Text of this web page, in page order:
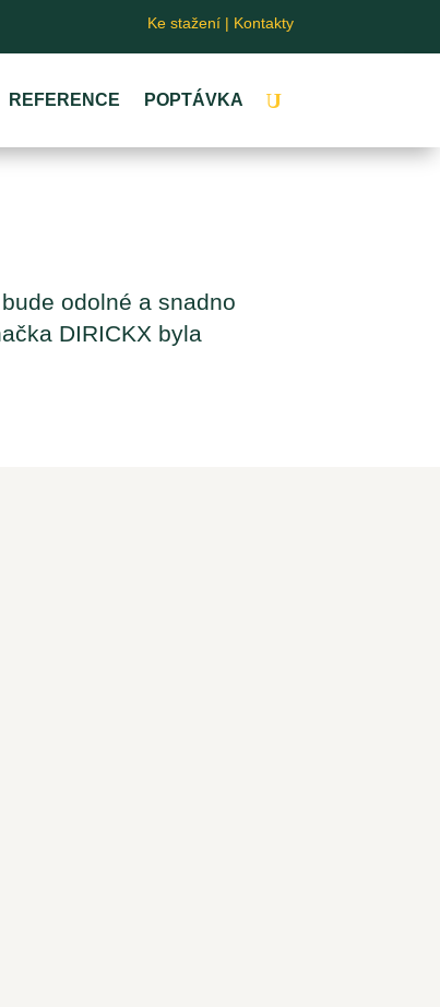
Ke stažení | Kontakty
REFERENCE POPTÁVKA
odolné a snadno
DIRICKX byla